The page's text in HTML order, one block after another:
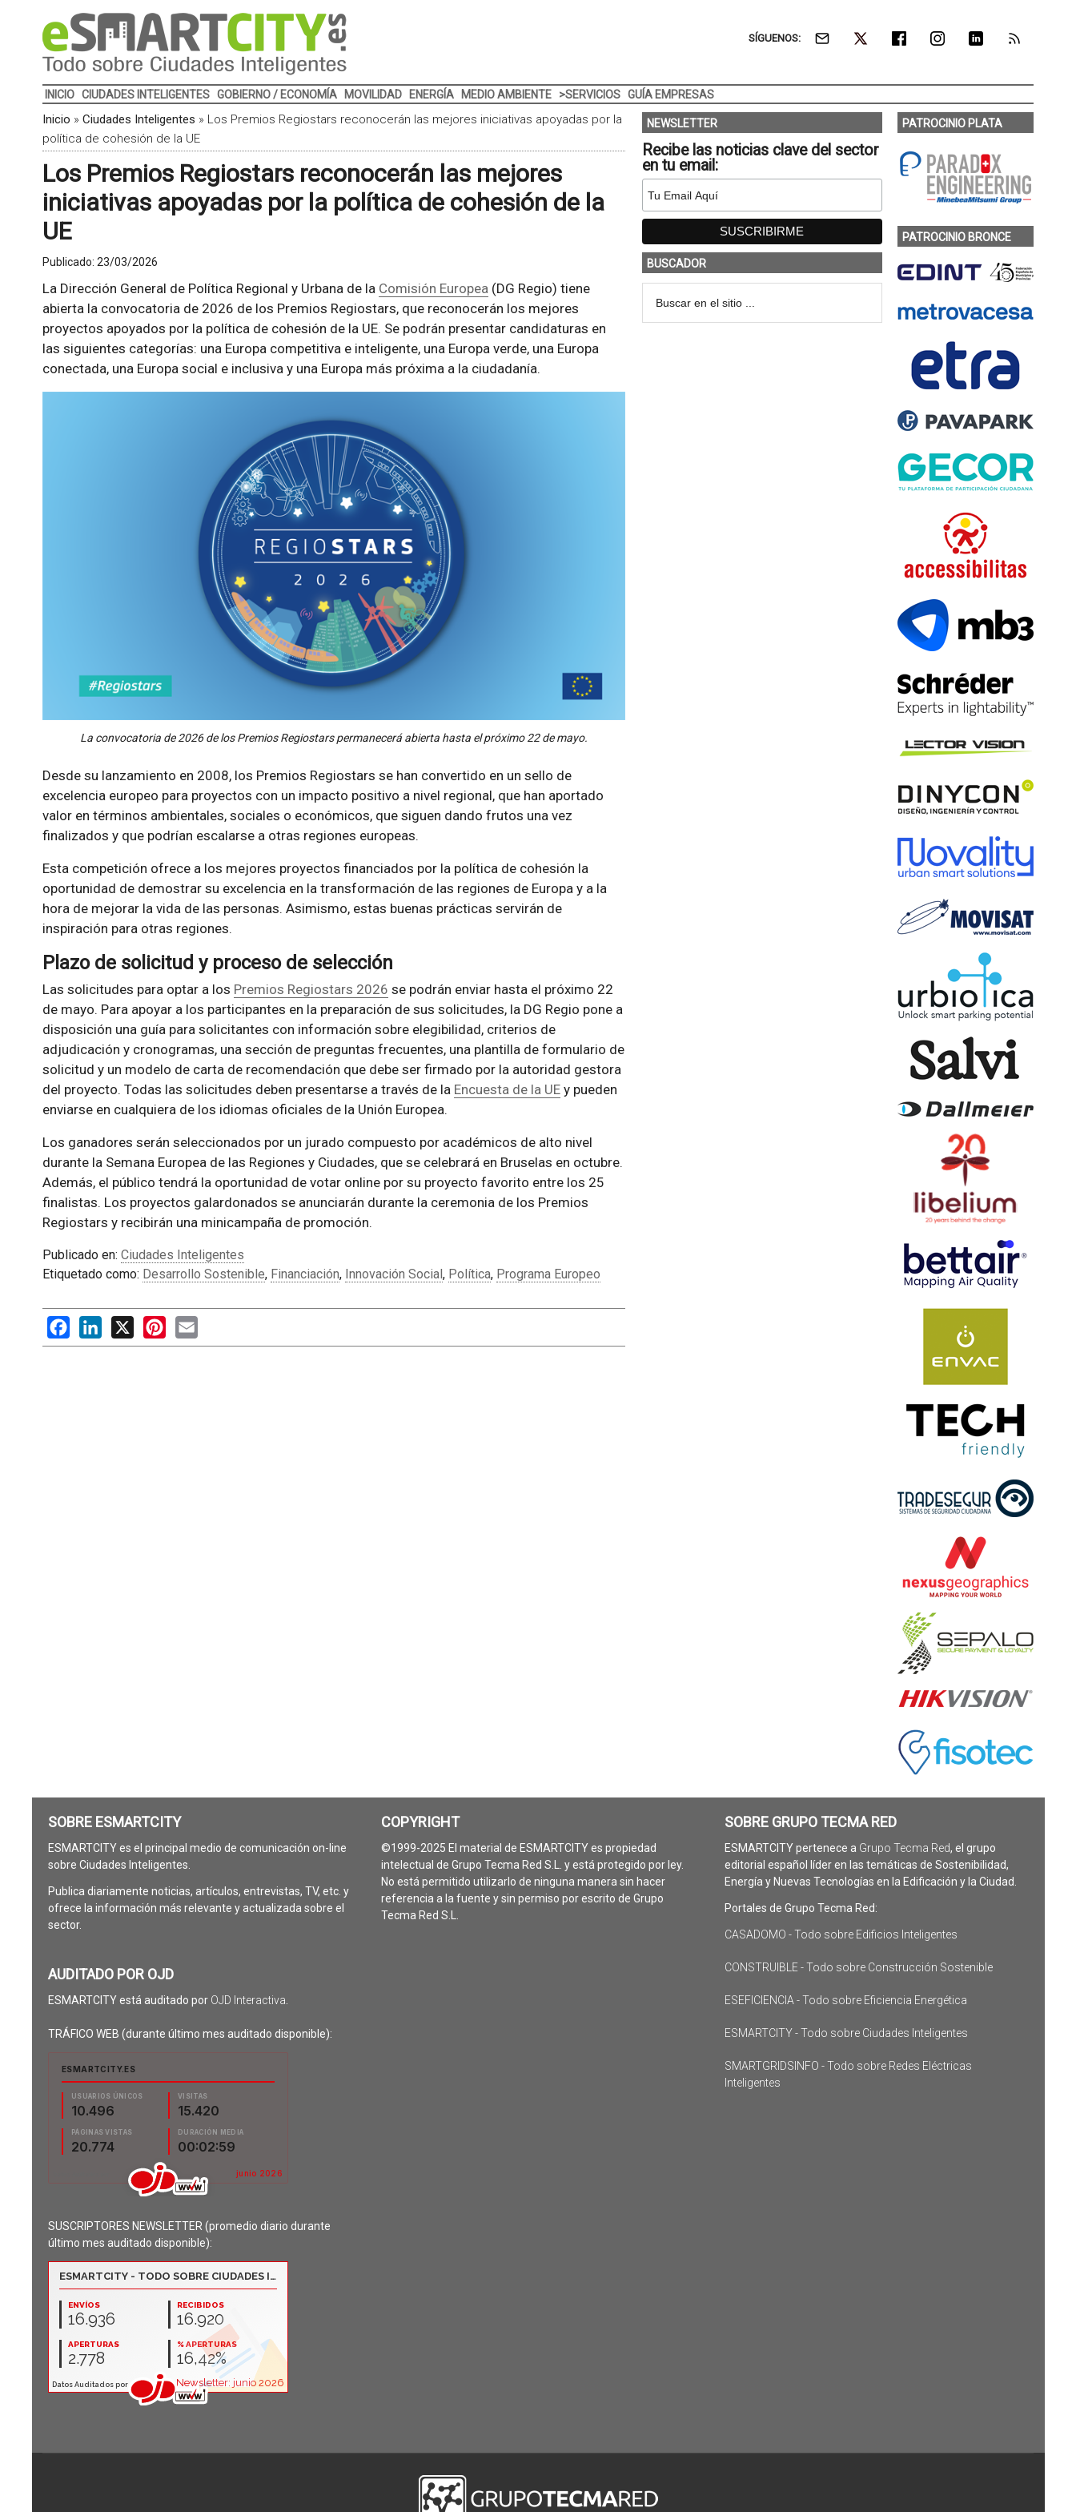
SÍGUENOS:
INICIO CIUDADES INTELIGENTES GOBIERNO / ECONOMÍA MOVILIDAD ENERGÍA MEDIO AMBIENTE >SERVICIOS GUÍA EMPRESAS
Inicio » Ciudades Inteligentes » Los Premios Regiostars reconocerán las mejores iniciativas apoyadas por la
política de cohesión de la UE
Los Premios Regiostars reconocerán las mejores
iniciativas apoyadas por la política de cohesión de la
UE
Publicado: 23/03/2026
La Dirección General de Política Regional y Urbana de la Comisión Europea(DG Regio) tiene
abierta la convocatoria de 2026 de los Premios Regiostars, que reconocerán los mejores
proyectos apoyados por la política de cohesión de la UE. Se podrán presentar candidaturas en
las siguientes categorías: una Europa competitiva e inteligente, una Europa verde, una Europa
conectada, una Europa social e inclusiva y una Europa más próxima a la ciudadanía.
La convocatoria de 2026 de los Premios Regiostars permanecerá abierta hasta el próximo 22 de mayo.
Desde su lanzamiento en 2008, los Premios Regiostars se han convertido en un sello de
excelencia europeo para proyectos con un impacto positivo a nivel regional, que han aportado
valor en términos ambientales, sociales o económicos, que siguen dando frutos una vez
finalizados y que podrían escalarse a otras regiones europeas.
Esta competición ofrece a los mejores proyectos financiados por la política de cohesión la
oportunidad de demostrar su excelencia en la transformación de las regiones de Europa y a la
hora de mejorar la vida de las personas. Asimismo, estas buenas prácticas servirán de
inspiración para otras regiones.
Plazo de solicitud y proceso de selección
Las solicitudes para optar a los Premios Regiostars 2026 se podrán enviar hasta el próximo 22
de mayo. Para apoyar a los participantes en la preparación de sus solicitudes, la DG Regio pone a
disposición una guía para solicitantes con información sobre elegibilidad, criterios de
adjudicación y cronogramas, una sección de preguntas frecuentes, una plantilla de formulario de
solicitud y un modelo de carta de recomendación que debe ser firmado por la autoridad gestora
del proyecto. Todas las solicitudes deben presentarse a través de la Encuesta de la UEy pueden
enviarse en cualquiera de los idiomas oficiales de la Unión Europea.
Los ganadores serán seleccionados por un jurado compuesto por académicos de alto nivel
durante la Semana Europea de las Regiones y Ciudades, que se celebrará en Bruselas en octubre.
Además, el público tendrá la oportunidad de votar online por su proyecto favorito entre los 25
finalistas. Los proyectos galardonados se anunciarán durante la ceremonia de los Premios
Regiostars y recibirán una minicampaña de promoción.
Publicado en: Ciudades Inteligentes
Etiquetado como: Desarrollo Sostenible, Financiación, Innovación Social, Política, Programa Europeo
FacebookLinkedIn
X PinterestEmail
NEWSLETTER
Recibe las noticias clave del sector
en tu email:
BUSCADOR
PATROCINIO PLATA
PATROCINIO BRONCE
SOBRE ESMARTCITY
ESMARTCITY es el principal medio de comunicación on-line
sobre Ciudades Inteligentes.
Publica diariamente noticias, artículos, entrevistas, TV, etc. y
ofrece la información más relevante y actualizada sobre el
sector.
AUDITADO POR OJD
ESMARTCITY está auditado por OJD Interactiva
TRÁFICO WEB (durante último mes auditado disponible):
SUSCRIPTORES NEWSLETTER (promedio diario durante
último mes auditado disponible):
COPYRIGHT
©1999-2025 El material de ESMARTCITY es propiedad
intelectual de Grupo Tecma Red S.L. y está protegido por ley.
No está permitido utilizarlo de ninguna manera sin hacer
referencia a la fuente y sin permiso por escrito de Grupo
Tecma Red S.L.
SOBRE GRUPO TECMA RED
ESMARTCITY pertenece a Grupo Tecma Red, el grupo
editorial español líder en las temáticas de Sostenibilidad,
Energía y Nuevas Tecnologías en la Edificación y la Ciudad.
Portales de Grupo Tecma Red:
CASADOMO - Todo sobre Edificios Inteligentes
CONSTRUIBLE - Todo sobre Construcción Sostenible
ESEFICIENCIA - Todo sobre Eficiencia Energética
ESMARTCITY - Todo sobre Ciudades Inteligentes
SMARTGRIDSINFO - Todo sobre Redes Eléctricas
Inteligentes